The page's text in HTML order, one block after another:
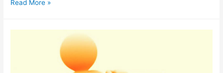
Consiliul
Read More »